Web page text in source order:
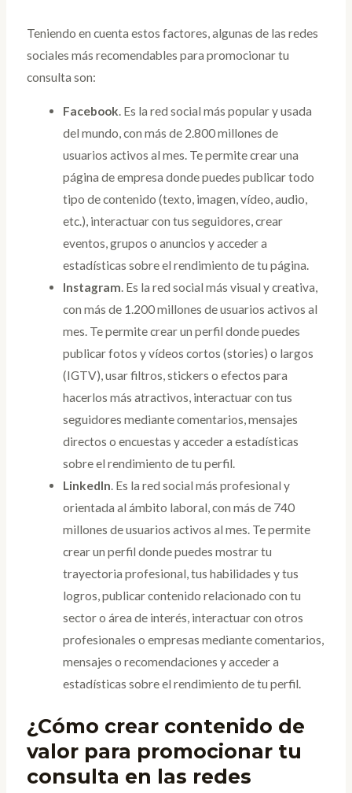
Teniendo en cuenta estos factores, algunas de las redes
sociales más recomendables para promocionar tu
consulta son:
Facebook. Es la red social más popular y usada
del mundo, con más de 2.800 millones de
usuarios activos al mes. Te permite crear una
página de empresa donde puedes publicar todo
tipo de contenido (texto, imagen, vídeo, audio,
etc.), interactuar con tus seguidores, crear
eventos, grupos o anuncios y acceder a
estadísticas sobre el rendimiento de tu página.
Instagram. Es la red social más visual y creativa,
con más de 1.200 millones de usuarios activos al
mes. Te permite crear un perfil donde puedes
publicar fotos y vídeos cortos (stories) o largos
(IGTV), usar filtros, stickers o efectos para
hacerlos más atractivos, interactuar con tus
seguidores mediante comentarios, mensajes
directos o encuestas y acceder a estadísticas
sobre el rendimiento de tu perfil.
LinkedIn. Es la red social más profesional y
orientada al ámbito laboral, con más de 740
millones de usuarios activos al mes. Te permite
crear un perfil donde puedes mostrar tu
trayectoria profesional, tus habilidades y tus
logros, publicar contenido relacionado con tu
sector o área de interés, interactuar con otros
profesionales o empresas mediante comentarios,
mensajes o recomendaciones y acceder a
estadísticas sobre el rendimiento de tu perfil.
¿Cómo crear contenido de
valor para promocionar tu
consulta en las redes